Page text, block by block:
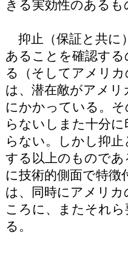
きる実効性のあるも
抑止（保証と共に
あることを確認す
る（そしてアメリ
は、潜在敵がアメ
にかかっている。
らないしまた十分
らない。しかし抑
する以上のもので
に技術的側面で特
は、同時にアメリ
ころに、またそれ
る。